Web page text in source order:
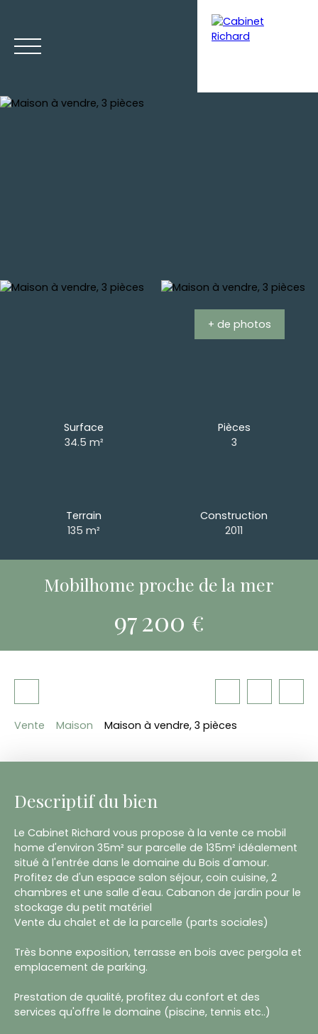
+ de photos
Surface
34.5 m²
Pièces
3
Terrain
135m²
Construction
2011
Mobilhome proche de la mer
97 200 €
Vente Maison Maison à vendre, 3 pièces
Descriptif du bien
Le Cabinet Richard vous propose à la vente ce mobil
home d'environ 35m² sur parcelle de 135m² idéalement
situé à l'entrée dans le domaine du Bois d'amour.
Profitez de d'un espace salon séjour, coin cuisine, 2
chambres et une salle d'eau. Cabanon de jardin pour le
stockage du petit matériel
Vente du chalet et de la parcelle (parts sociales)
Très bonne exposition, terrasse en bois avec pergola et
emplacement de parking.
Prestation de qualité, profitez du confort et des
services qu'offre le domaine (piscine, tennis etc..)